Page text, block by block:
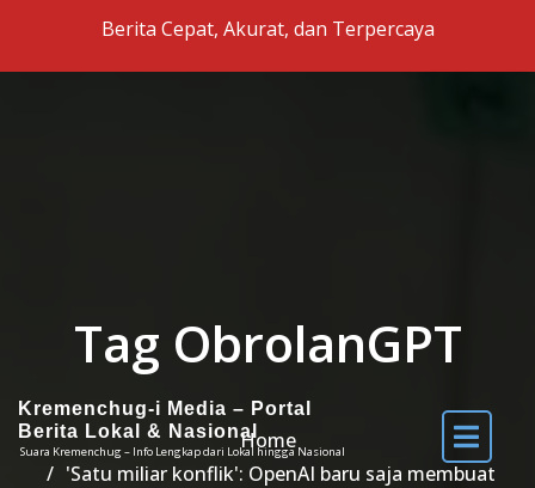
Skip to the contentBerita Cepat, Akurat, dan Terpercaya
Kremenchug-i Media – Portal
Berita Lokal & Nasional
Suara Kremenchug – Info Lengkap dari Lokal hingga Nasional
Tag ObrolanGPT
Home
'Satu miliar konflik': OpenAI baru saja membuat